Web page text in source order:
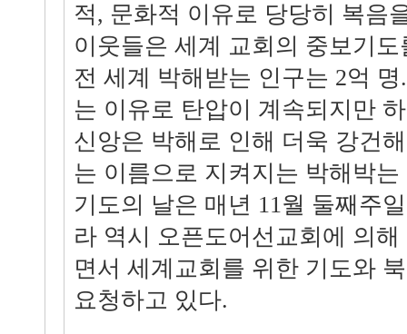
적, 문화적 이유로 당당히 복음
이웃들은 세계 교회의 중보기
전 세계 박해받는 인구는 2억
는 이유로 탄압이 계속되지만
신앙은 박해로 인해 더욱 강건
는 이름으로 지켜지는 박해박
기도의 날은 매년 11월 둘째주
라 역시 오픈도어선교회에 의
면서 세계교회를 위한 기도와
요청하고 있다.